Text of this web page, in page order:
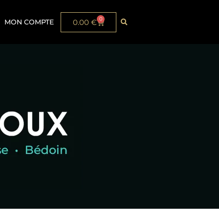
MON COMPTE 0.00 € 0